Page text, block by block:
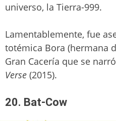
universo, la Tierra-999.
Lamentablemente, fue
totémica Bora (hermana
Gran Cacería que se
Verse (2015).
20. Bat-Cow